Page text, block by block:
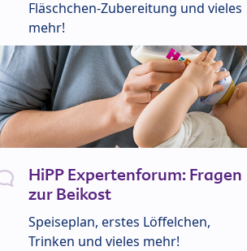
Fläschchen-Zubereitung und vieles
mehr!
HiPP Expertenforum: Fragen
zur Beikost
Speiseplan, erstes Löffelchen,
Trinken und vieles mehr!